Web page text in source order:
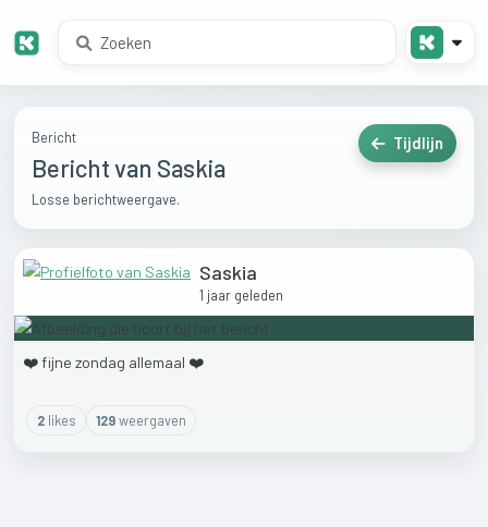
Bericht
Bericht van Saskia
Losse berichtweergave.
Tijdlijn
Saskia
1 jaar geleden
❤️fijne zondag allemaal ❤️
2likes 129weergaven